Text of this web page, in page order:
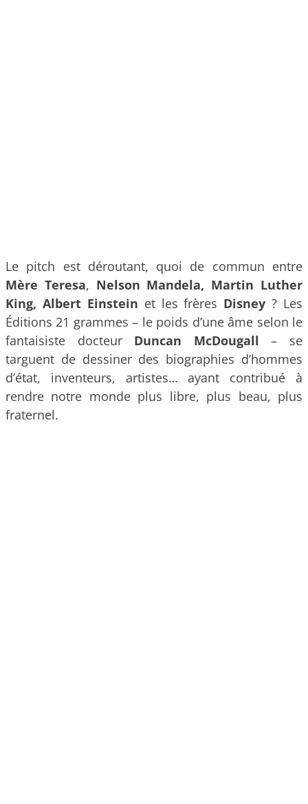
Le pitch est déroutant, quoi de commun entre
Mère Teresa, Nelson Mandela, Martin Luther
King, Albert Einstein et les frères Disney ? Les
Éditions 21 grammes – le poids d’une âme selon le
fantaisiste docteur Duncan McDougall – se
targuent de dessiner des biographies d’hommes
d’état, inventeurs, artistes… ayant contribué à
rendre notre monde plus libre, plus beau, plus
fraternel.